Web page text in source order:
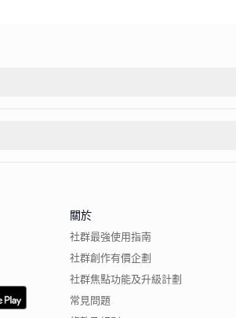
關於
社群最強使用指南
社群創作有價企劃
社群焦點功能及升級計劃
常見問題